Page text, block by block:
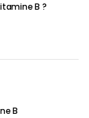
B ?
B